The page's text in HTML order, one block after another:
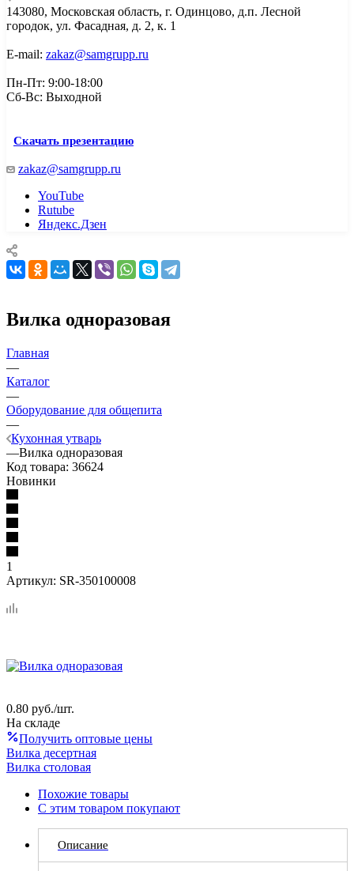
143080, Mосковская область, г. Одинцово, д.п. Лесной
городок, ул. Фасадная, д. 2, к. 1
E-mail: zakaz@samgrupp.ru
Пн-Пт: 9:00-18:00
Сб-Вс: Выходной
Скачать презентацию
zakaz@samgrupp.ru
YouTube
Rutube
Яндекс.Дзен
Вилка одноразовая
Главная
—
Каталог
—
Оборудование для общепита
—
Кухонная утварь
—Вилка одноразовая
Код товара: 36624
Новинки
1
Артикул: SR-350100008
0.80 руб./шт.
На складе
Получить оптовые цены
Вилка десертная
Вилка столовая
Похожие товары
С этим товаром покупают
Описание